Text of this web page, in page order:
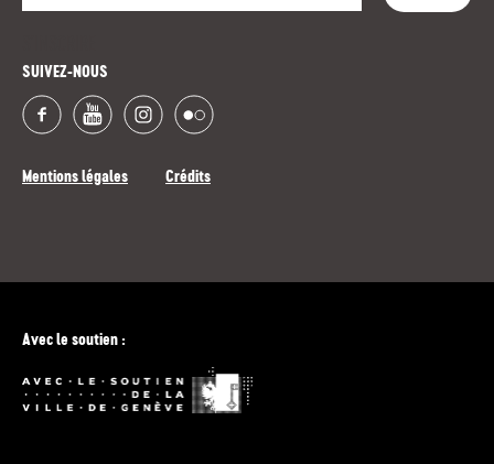
SUIVEZ-NOUS
Mentions légales Crédits
Avec le soutien :